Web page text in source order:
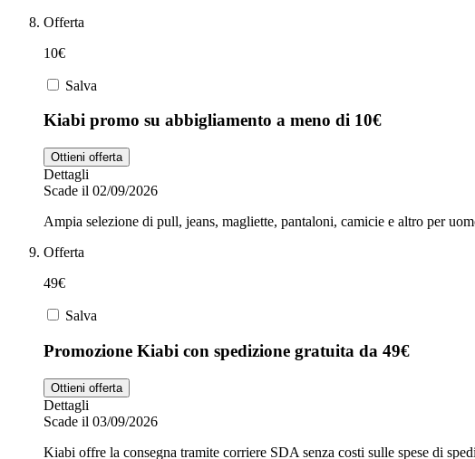
Offerta
10€
Salva
Kiabi promo su abbigliamento a meno di 10€
Ottieni offerta
Dettagli
Scade il 02/09/2026
Ampia selezione di pull, jeans, magliette, pantaloni, camicie e altro per
Offerta
49€
Salva
Promozione Kiabi con spedizione gratuita da 49€
Ottieni offerta
Dettagli
Scade il 03/09/2026
Kiabi offre la consegna tramite corriere SDA senza costi sulle spese di